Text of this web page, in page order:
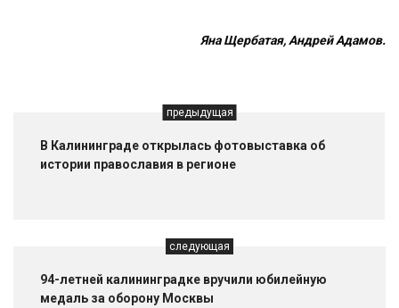
Яна Щербатая, Андрей Адамов.
предыдущая
В Калининграде открылась фотовыставка об
истории православия в регионе
следующая
94-летней калининградке вручили юбилейную
медаль за оборону Москвы